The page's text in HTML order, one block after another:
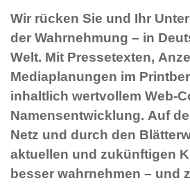
Wir rücken Sie und Ihr
der Wahrnehmung – in
Welt. Mit Pressetexten,
Mediaplanungen im
inhaltlich wertvollem Web-
Namensentwicklung. Auf
Netz und durch den
aktuellen und zukünftigen
besser wahrnehmen – und